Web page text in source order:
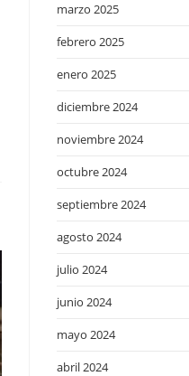
marzo 2025
febrero 2025
enero 2025
diciembre 2024
noviembre 2024
octubre 2024
septiembre 2024
agosto 2024
julio 2024
junio 2024
mayo 2024
abril 2024